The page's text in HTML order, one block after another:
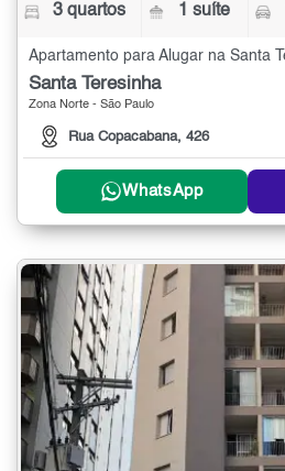
3 quartos 1 suíte
Santa Teresinha
Zona Norte - São Paulo
Rua Copacabana, 426
WhatsApp